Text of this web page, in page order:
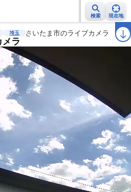
検索 現在地
地震情報 警報・注意報 2週間天気 ラ
埼玉 さいたま市のライブカメラ
ラ